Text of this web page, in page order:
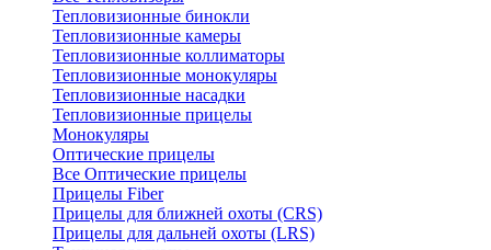
Тепловизионные бинокли
Тепловизионные камеры
Тепловизионные коллиматоры
Тепловизионные монокуляры
Тепловизионные насадки
Тепловизионные прицелы
Монокуляры
Оптические прицелы
Все Оптические прицелы
Прицелы Fiber
Прицелы для ближней охоты (CRS)
Прицелы для дальней охоты (LRS)